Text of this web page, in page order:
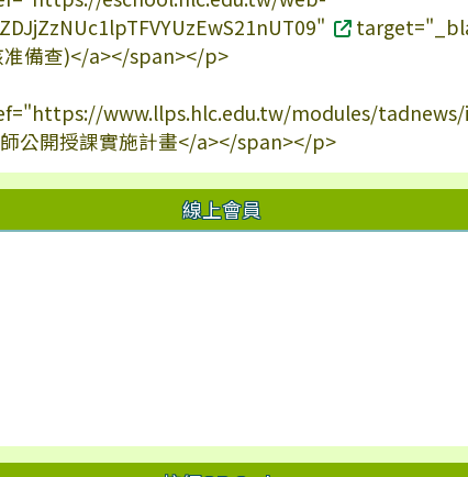
准備查)</a></span></p>
www.llps.hlc.edu.tw/modules/
公開授課實施計畫</a></span></p>
線上會員